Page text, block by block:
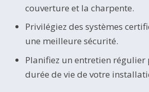
couverture et la charpente.
Privilégiez des systèmes
une meilleure sécurité.
Planifiez un entretien
durée de vie de votre